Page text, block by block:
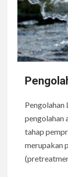
tahap
merupakan